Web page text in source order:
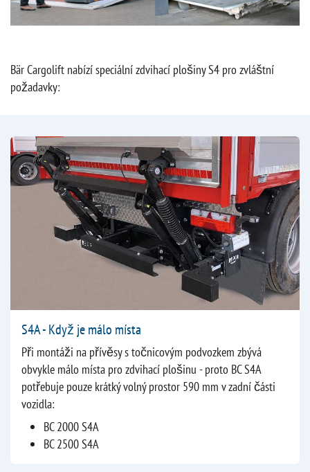
Bär Cargolift nabízí speciální zdvihací plošiny S4 pro zvláštní
požadavky:
S4A - Když je málo místa
Při montáži na přívěsy s točnicovým podvozkem zbývá
obvykle málo místa pro zdvihací plošinu - proto BC S4A
potřebuje pouze krátký volný prostor 590 mm v zadní části
vozidla:
BC 2000 S4A
BC 2500 S4A